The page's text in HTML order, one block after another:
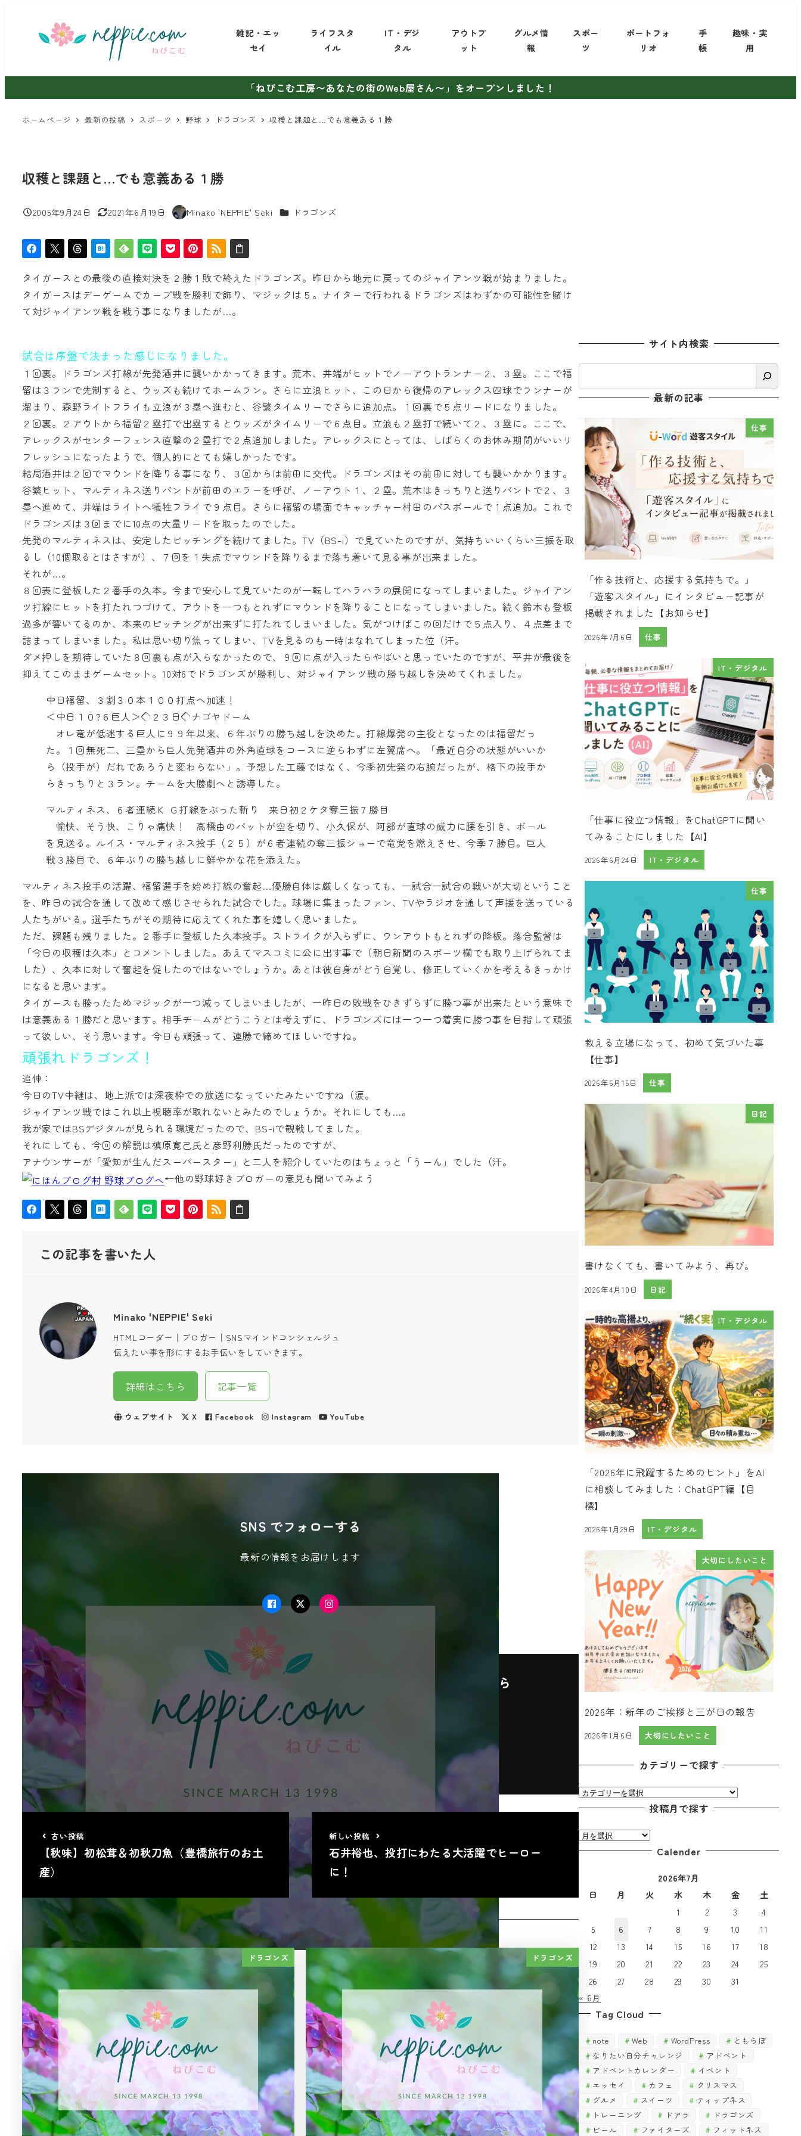
ン
テ
雑記・エッ
セイ
ライフスタ
イル
IT・デジ
タル
アウトプ
ット
グルメ情
報
スポー
ツ
ポートフォ
リオ
手
帳
趣味・実
用
「ねぴこむ工房〜あなたの街のWeb屋さん〜」をオープンしました！
ホームページ 最新の投稿 スポーツ 野球 ドラゴンズ 収穫と課題と…でも意義ある１勝
収穫と課題と…でも意義ある１勝
投稿日
2005年9月24日
更新日
2021年6月19日
著
Minako 'NEPPIE' Seki カテゴリー
ドラゴンズ
タイガースとの最後の直接対決を２勝１敗で終えたドラゴンズ。昨日から地元に戻ってのジャイアンツ戦が始まりました。
タイガースはデーゲームでカープ戦を勝利で飾り、マジックは５。ナイターで行われるドラゴンズはわずかの可能性を賭け
て対ジャイアンツ戦を戦う事になりましたが…。
試合は序盤で決まった感じになりました。
１回裏。ドラゴンズ打線が先発酒井に襲いかかってきます。荒木、井端がヒットでノーアウトランナー２、３塁。ここで福
留は３ランで先制すると、ウッズも続けてホームラン。さらに立浪ヒット、この日から復帰のアレックス四球でランナーが
溜まり、森野ライトフライも立浪が３塁へ進むと、谷繁タイムリーでさらに追加点。１回裏で５点リードになりました。
２回裏。２アウトから福留２塁打で出塁するとウッズがタイムリーで６点目。立浪も２塁打で続いて２、３塁に。ここで、
アレックスがセンターフェンス直撃の２塁打で２点追加しました。アレックスにとっては、しばらくのお休み期間がいいリ
フレッシュになったようで、個人的にとても嬉しかったです。
結局酒井は２回でマウンドを降りる事になり、３回からは前田に交代。ドラゴンズはその前田に対しても襲いかかります。
谷繁ヒット、マルティネス送りバントが前田のエラーを呼び、ノーアウト１、２塁。荒木はきっちりと送りバントで２、３
塁へ進めて、井端はライトへ犠牲フライで９点目。さらに福留の場面でキャッチャー村田のパスボールで１点追加。これで
ドラゴンズは３回までに10点の大量リードを取ったのでした。
先発のマルティネスは、安定したピッチングを続けてました。TV（BS-i）で見ていたのですが、気持ちいいくらい三振を取
るし（10個取るとはさすが）、７回を１失点でマウンドを降りるまで落ち着いて見る事が出来ました。
それが…。
８回表に登板した２番手の久本。今まで安心して見ていたのが一転してハラハラの展開になってしまいました。ジャイアン
ツ打線にヒットを打たれつづけて、アウトを一つもとれずにマウンドを降りることになってしまいました。続く鈴木も登板
過多が響いてるのか、本来のピッチングが出来ずに打たれてしまいました。気がつけばこの回だけで５点入り、４点差まで
詰まってしまいました。私は思い切り焦ってしまい、TVを見るのも一時はなれてしまった位（汗。
ダメ押しを期待していた８回裏も点が入らなかったので、９回に点が入ったらやばいと思っていたのですが、平井が最後を
抑えてこのままゲームセット。10対6でドラゴンズが勝利し、対ジャイアンツ戦の勝ち越しを決めてくれました。
中日福留、３割３０本１００打点へ加速！
＜中日１０?６巨人＞◇２３日◇ナゴヤドーム
オレ竜が低迷する巨人に９９年以来、６年ぶりの勝ち越しを決めた。打線爆発の主役となったのは福留だっ
た。１回無死二、三塁から巨人先発酒井の外角直球をコースに逆らわずに左翼席へ。「最近自分の状態がいいか
ら（投手が）だれであろうと変わらない」。予想した工藤ではなく、今季初先発の右腕だったが、格下の投手か
らきっちりと３ラン。チームを大勝劇へと誘導した。
マルティネス、６者連続Ｋ Ｇ打線をぶった斬り 来日初２ケタ奪三振７勝目
愉快、そう快、こりゃ痛快！ 高橋由のバットが空を切り、小久保が、阿部が直球の威力に腰を引き、ボール
を見送る。ルイス・マルティネス投手（２５）が６者連続の奪三振ショーで竜党を燃えさせ、今季７勝目。巨人
戦３勝目で、６年ぶりの勝ち越しに鮮やかな花を添えた。
マルティネス投手の活躍、福留選手を始め打線の奮起…優勝自体は厳しくなっても、一試合一試合の戦いが大切ということ
を、昨日の試合を通して改めて感じさせられた試合でした。球場に集まったファン、TVやラジオを通して声援を送っている
人たちがいる。選手たちがその期待に応えてくれた事を嬉しく思いました。
ただ、課題も残りました。２番手に登板した久本投手。ストライクが入らずに、ワンアウトもとれずの降板。落合監督は
「今日の収穫は久本」とコメントしました。あえてマスコミに公に出す事で（朝日新聞のスポーツ欄でも取り上げられてま
した）、久本に対して奮起を促したのではないでしょうか。あとは彼自身がどう自覚し、修正していくかを考えるきっかけ
になると思います。
タイガースも勝ったためマジックが一つ減ってしまいましたが、一昨日の敗戦をひきずらずに勝つ事が出来たという意味で
は意義ある１勝だと思います。相手チームがどうこうとは考えずに、ドラゴンズには一つ一つ着実に勝つ事を目指して頑張
って欲しい、そう思います。今日も頑張って、連勝で締めてほしいですね。
頑張れドラゴンズ！
追伸：
今日のTV中継は、地上派では深夜枠での放送になっていたみたいですね（涙。
ジャイアンツ戦ではこれ以上視聴率が取れないとみたのでしょうか。それにしても…。
我が家ではBSデジタルが見られる環境だったので、BS-iで観戦してました。
それにしても、今回の解説は槙原寛己氏と彦野利勝氏だったのですが、
アナウンサーが 「愛知が生んだスーパースター」 と二人を紹介していたのはちょっと「うーん」でした（汗。
←他の野球好きブロガーの意見も聞いてみよう
この記事を書いた人
Minako 'NEPPIE' Seki
HTMLコーダー｜ブロガー｜SNSマインドコンシェルジュ
伝えたい事を形にするお手伝いをしていきます。
詳細はこちら 記事一覧
ウェブサイト X Facebook Instagram YouTube
SNS でフォローする
最新の情報をお届けします
FacebookTwitterInstagram
この記事が気に入ったら
古い投稿
【秋味】初松茸＆初秋刀魚（豊橋旅行のお土
産）
新しい投稿
石井裕也、投打にわたる大活躍でヒーロー
に！
ドラゴンズ ドラゴンズ
サイト内検索
索
最新の記事
仕事
「作る技術と、応援する気持ちで。」
「遊客スタイル」にインタビュー記事が
掲載されました【お知らせ】
投稿日
2026年7月6日 仕事
IT・デジタル
「仕事に役立つ情報」をChatGPTに聞い
てみることにしました【AI】
投稿日
2026年6月24日 IT・デジタル
仕事
教える立場になって、初めて気づいた事
【仕事】
投稿日
2026年6月15日 仕事
日記
書けなくても、書いてみよう、再び。
投稿日
2026年4月10日 日記
IT・デジタル
「2026年に飛躍するためのヒント」をAI
に相談してみました：ChatGPT編【目
標】
投稿日
2026年1月29日 IT・デジタル
大切にしたいこと
2026年：新年のご挨拶と三が日の報告
投稿日
2026年1月6日 大切にしたいこと
カテゴリーで探す
カ
テ
リ
ー
す
投稿月で探す
投
稿
Calender
2026年7月
日
月 火 水 木 金
土
1
2 3
4
5
6 7 8 9 10
11
12
13 14 15 16 17
18
19
20 21 22 23 24
25
26
27 28 29 30
31
« 6月
Tag Cloud
note Web WordPress
ともらぼ
なりたい自分チャレンジ
アドベント
アドベントカレンダー
イベント
エッセイ
カフェ
クリスマス
グルメ
スイーツ
ティップネス
トレーニング
ドアラ
ドラゴンズ
ビール
ファイターズ フィットネス